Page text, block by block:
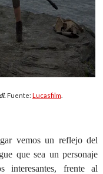
Fuente: Lucasfilm
vemos un reflejo del
que sea un personaje
interesantes, frente al